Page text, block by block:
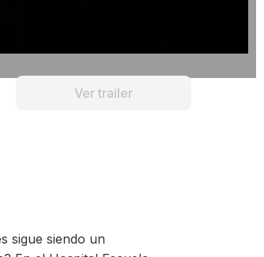
Ver trailer
sigue siendo un